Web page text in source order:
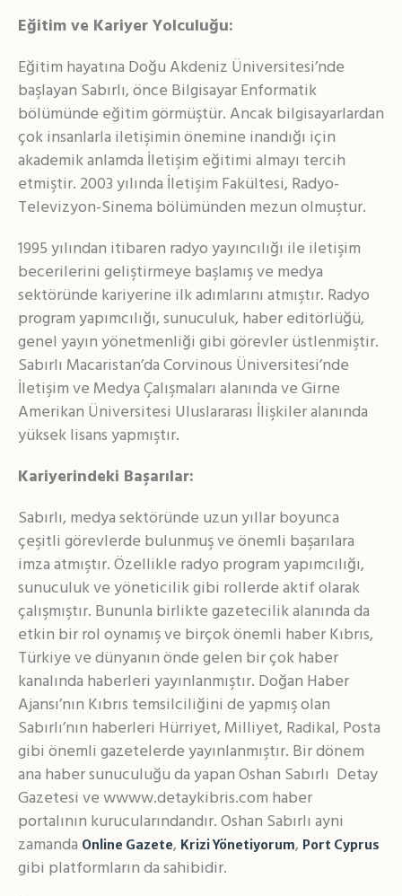
Eğitim ve Kariyer Yolculuğu:
Eğitim hayatına Doğu Akdeniz Üniversitesi’nde
başlayan Sabırlı, önce Bilgisayar Enformatik
bölümünde eğitim görmüştür. Ancak bilgisayarlardan
çok insanlarla iletişimin önemine inandığı için
akademik anlamda İletişim eğitimi almayı tercih
etmiştir. 2003 yılında İletişim Fakültesi, Radyo-
Televizyon-Sinema bölümünden mezun olmuştur.
1995 yılından itibaren radyo yayıncılığı ile iletişim
becerilerini geliştirmeye başlamış ve medya
sektöründe kariyerine ilk adımlarını atmıştır. Radyo
program yapımcılığı, sunuculuk, haber editörlüğü,
genel yayın yönetmenliği gibi görevler üstlenmiştir.
Sabırlı Macaristan’da Corvinous Üniversitesi’nde
İletişim ve Medya Çalışmaları alanında ve Girne
Amerikan Üniversitesi Uluslararası İlişkiler alanında
yüksek lisans yapmıştır.
Kariyerindeki Başarılar:
Sabırlı, medya sektöründe uzun yıllar boyunca
çeşitli görevlerde bulunmuş ve önemli başarılara
imza atmıştır. Özellikle radyo program yapımcılığı,
sunuculuk ve yöneticilik gibi rollerde aktif olarak
çalışmıştır. Bununla birlikte gazetecilik alanında da
etkin bir rol oynamış ve birçok önemli haber Kıbrıs,
Türkiye ve dünyanın önde gelen bir çok haber
kanalında haberleri yayınlanmıştır. Doğan Haber
Ajansı’nın Kıbrıs temsilciliğini de yapmış olan
Sabırlı’nın haberleri Hürriyet, Milliyet, Radikal, Posta
gibi önemli gazetelerde yayınlanmıştır. Bir dönem
ana haber sunuculuğu da yapan Oshan Sabırlı Detay
Gazetesi ve wwww.detaykibris.com haber
portalının kurucularındandır. Oshan Sabırlı ayni
zamanda Online Gazete, Krizi Yönetiyorum, Port Cyprus
gibi platformların da sahibidir.